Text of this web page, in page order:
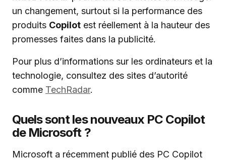
un changement, surtout si la performance des
produits Copilot est réellement à la hauteur des
promesses faites dans la publicité.
Pour plus d’informations sur les ordinateurs et la
technologie, consultez des sites d’autorité
comme TechRadar.
Quels sont les nouveaux PC Copilot
de Microsoft ?
Microsoft a récemment publié des PC Copilot